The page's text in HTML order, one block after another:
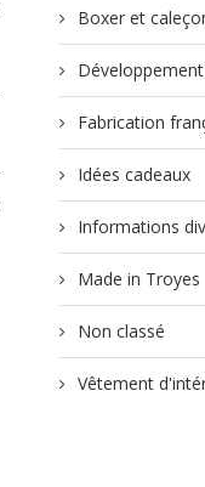
Boxer et
Fabrication
Idées cadeaux
Informations
Made in Troyes
Non classé
Vêtement